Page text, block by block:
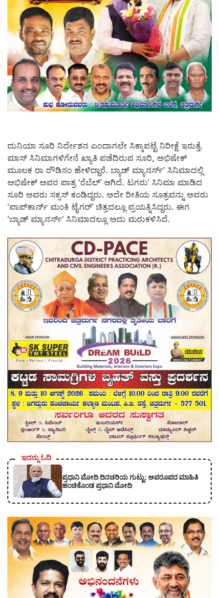
ದುನಿಯಾ ಸೂರಿ ನಿರ್ದೇಶನ ಎಂದಾಗಲೇ ಸಿಕ್ಕಾಪಟ್ಟೆ ನಿರೀಕ್ಷೆ ಇರುತ್ತೆ.
ಮಾಸ್ ಸಿನಿಮಾಗಳಿಗೇನೆ ಖ್ಯಾತಿ ಪಡೆದಿರುವ ಸೂರಿ, ಅಭಿಷೇಕ್
ಮೂಲಕ ರಾ ರೌಡಿಸಂ ಹೇಳಿದ್ದಾರೆ. ಬ್ಯಾಡ್​ ಮ್ಯಾನರ್ಸ್​’ ಸಿನಿಮಾದಲ್ಲಿ
ಅಭಿಷೇಕ್​ ಅವರ ಪಾತ್ರ ‘ರೆಬೆಲ್​’ ಆಗಿದೆ. ಟಗರು’ ಸಿನಿಮಾ ಮಾಡಿದ
ಸೂರಿ ಅವರು ಸಕ್ಸಸ್​ ಕಂಡಿದ್ದರು. ಅದೇ ರೀತಿಯ ಸೂತ್ರವನ್ನು ಅವರು
‘ಪಾಪ್​ಕಾರ್ನ್​ ಮಂಕಿ ಟೈಗರ್​’ ಚಿತ್ರದಲ್ಲೂ ಪ್ರಯತ್ನಿಸಿದ್ದರು. ಈಗ
‘ಬ್ಯಾಡ್​ ಮ್ಯಾನರ್ಸ್​’ ಸಿನಿಮಾದಲ್ಲೂ ಅದು ಮರುಕಳಿಸಿದೆ.
ಇದನ್ನು ಓದಿ
ಪ್ರಧಾನಿ ಮೋದಿ ದಿನಚರಿಯ ಗುಟ್ಟು: ಅಪರೂಪದ ಮಾಹಿತಿ
ಹಂಚಿಕೊಂಡ ಪ್ರಧಾನಿ ಮೋದಿ